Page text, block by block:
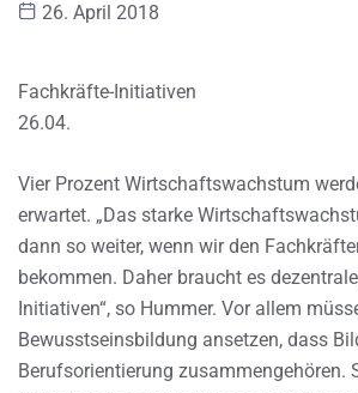
26. April 2018
Fachkräfte-Initiativen
26.04.
Vier Prozent Wirtschaftswachstum
erwartet. „Das starke
dann so weiter, wenn wir den
bekommen. Daher braucht es
Initiativen“, so Hummer. Vor allem
Bewusstseinsbildung ansetzen, dass
Berufsorientierung zusammengehören.